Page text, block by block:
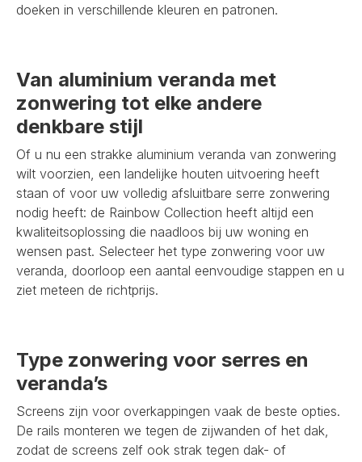
doeken in verschillende kleuren en patronen.
Van aluminium veranda met
zonwering tot elke andere
denkbare stijl
Of u nu een strakke aluminium veranda van zonwering
wilt voorzien, een landelijke houten uitvoering heeft
staan of voor uw volledig afsluitbare serre zonwering
nodig heeft: de Rainbow Collection heeft altijd een
kwaliteitsoplossing die naadloos bij uw woning en
wensen past. Selecteer het type zonwering voor uw
veranda, doorloop een aantal eenvoudige stappen en u
ziet meteen de richtprijs.
Type zonwering voor serres en
veranda’s
Screens zijn voor overkappingen vaak de beste opties.
De rails monteren we tegen de zijwanden of het dak,
zodat de screens zelf ook strak tegen dak- of